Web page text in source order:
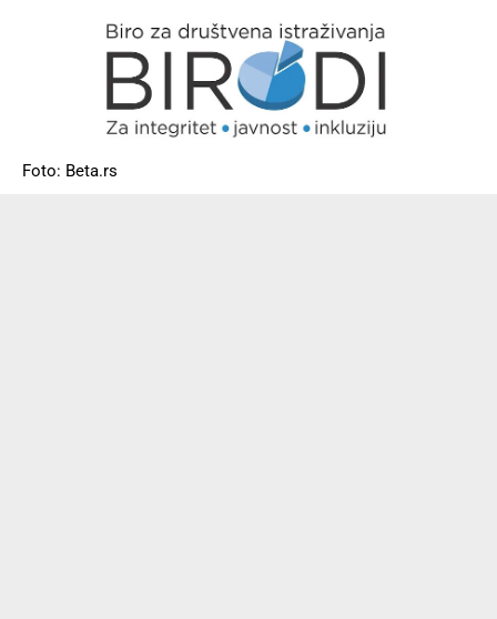
Foto: Beta.rs